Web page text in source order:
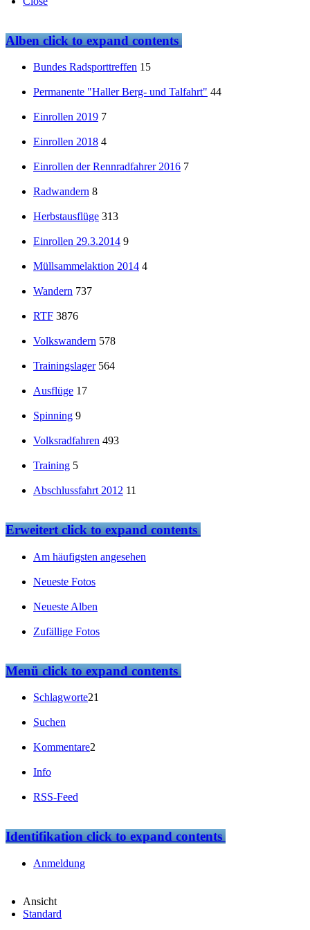
Albenclick to expand contents
Bundes Radsporttreffen 15
Permanente "Haller Berg- und Talfahrt" 44
Einrollen 2019 7
Einrollen 2018 4
Einrollen der Rennradfahrer 2016 7
Radwandern 8
Herbstausflüge 313
Einrollen 29.3.2014 9
Müllsammelaktion 2014 4
Wandern 737
RTF 3876
Volkswandern 578
Trainingslager 564
Ausflüge 17
Spinning 9
Volksradfahren 493
Training 5
Abschlussfahrt 2012 11
Erweitertclick to expand contents
Am häufigsten angesehen
Neueste Fotos
Neueste Alben
Zufällige Fotos
Menüclick to expand contents
Schlagworte21
Suchen
Kommentare2
Info
RSS-Feed
Identifikationclick to expand contents
Anmeldung
Ansicht
Standard